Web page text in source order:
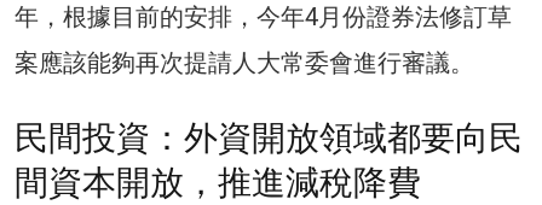
年，根據目前的安排，今年4月份證券法修訂草
案應該能夠再次提請人大常委會進行審議。
民間投資：外資開放領域都要向民
間資本開放，推進減稅降費